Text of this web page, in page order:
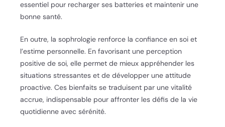
essentiel pour recharger ses batteries et maintenir une
bonne santé.
En outre, la sophrologie renforce la confiance en soi et
l’estime personnelle. En favorisant une perception
positive de soi, elle permet de mieux appréhender les
situations stressantes et de développer une attitude
proactive. Ces bienfaits se traduisent par une vitalité
accrue, indispensable pour affronter les défis de la vie
quotidienne avec sérénité.